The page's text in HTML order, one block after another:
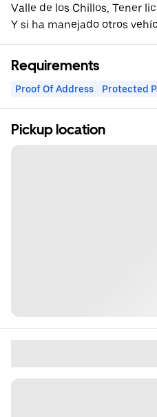
Valle de los Chillos, Tener
Y si ha manejado otros
Requirements
Proof Of Address Protected
Pickup location